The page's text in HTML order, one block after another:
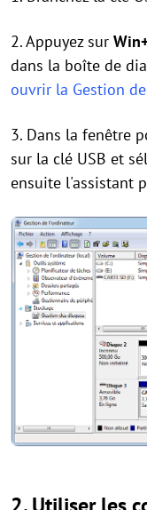
2. Appuyez sur
dans la boîte de
ouvrir la Gestion
3. Dans la fenêtre
sur la clé USB et
ensuite l'assistant